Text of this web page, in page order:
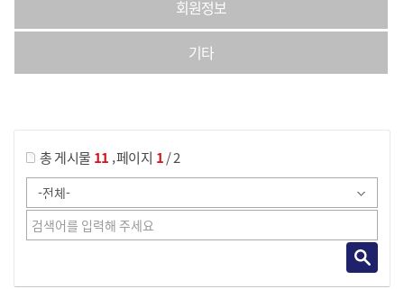
회원정보
기타
총 게시물 11 ,페이지 1/ 2